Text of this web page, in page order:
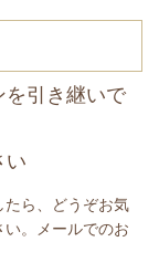
引き継いで
い
たら、どうぞお気
。メールでのお